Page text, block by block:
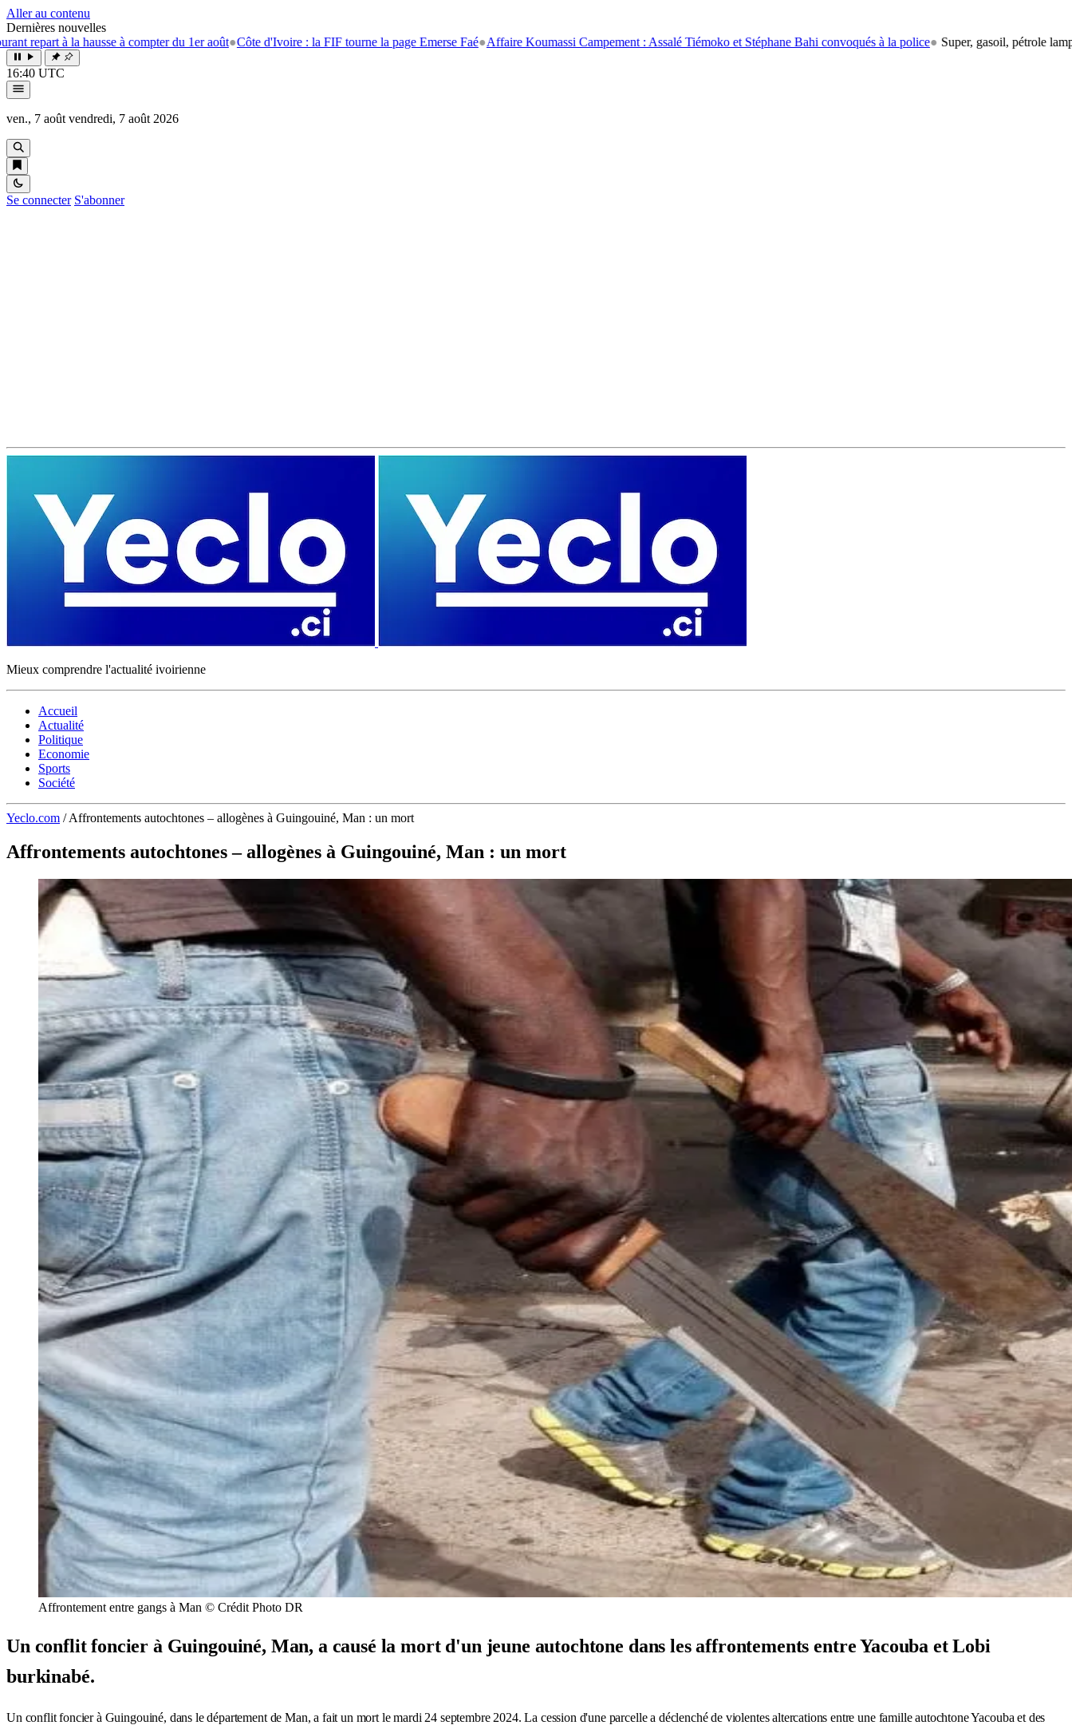
Aller au contenu
Dernières nouvelles
la hausse à compter du 1er août●Côte d'Ivoire : la FIF tourne la page Emerse Faé ●Affaire Koumassi Campement : Assalé Tiémoko et Stéphane Bahi convoqués à la police● Super, gasoil, pétrole lampant: le
16:40 UTC
ven., 7 août vendredi, 7 août 2026
Se connecter S'abonner
Mieux comprendre l'actualité ivoirienne
Accueil
Actualité
Politique
Economie
Sports
Société
Yeclo.com / Affrontements autochtones – allogènes à Guingouiné, Man : un mort
Affrontements autochtones – allogènes à Guingouiné, Man : un mort
Affrontement entre gangs à Man © Crédit Photo DR
Un conflit foncier à Guingouiné, Man, a causé la mort d'un jeune autochtone dans les affrontements entre Yacouba et Lobi
burkinabé.
Un conflit foncier à Guingouiné, dans le département de Man, a fait un mort le mardi 24 septembre 2024. La cession d'une parcelle a déclenché de violentes altercations entre une famille autochtone Yacouba et des